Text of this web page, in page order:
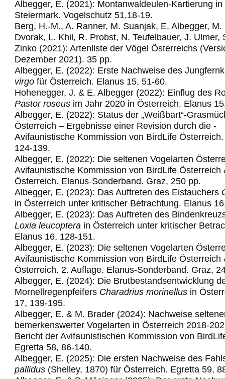
Albegger, E. (2021): Montanwaldeulen-Kartierung in
Steiermark. Vogelschutz 51,18-19.
Berg, H.-M., A. Ranner, M. Suanjak, E. Albegger, M.
Dvorak, L. Khil, R. Probst, N. Teufelbauer, J. Ulmer,
Zinko (2021): Artenliste der Vögel Österreichs
Dezember 2021). 35 pp.
Albegger, E. (2022): Erste Nachweise des
virgo für Österreich. Elanus 15, 51-60.
Hohenegger, J. & E. Albegger (2022): Einflug des
Pastor roseus im Jahr 2020 in Österreich. Elanus
Albegger, E. (2022): Status der „Weißbart“-
Österreich – Ergebnisse einer Revision­ ­durch­ die ­
Avifaunistische­ Kommission­ von ­BirdLife ­Österre
124-139.
Albegger, E. (2022): Die seltenen Vogelarten
Avifaunistische Kommission von BirdLife Österreich
Österreich. Elanus-Sonderband. Graz, 250 pp.
Albegger, E. (2023): Das Auftreten des Eistauchers
in Österreich unter kritischer Betrachtung. Elanus
Albegger, E. (2023): Das Auftreten des
Loxia leucoptera in Österreich unter kritischer
Elanus 16, 128-151.
Albegger, E. (2023): Die seltenen Vogelarten
Avifaunistische Kommission von BirdLife Österreich
Österreich. 2. Auflage. Elanus-Sonderband. Graz,
Albegger, E. (2024): Die Brutbestandsentwicklung
Mornellregenpfeifers Charadrius morinellus in
17, 139-195.
Albegger, E. & M. Brader (2024): Nachweise
bemerkenswerter Vogelarten in Österreich 2018-
Bericht der Avifaunistischen Kommission von
Egretta 58, 86-140.
Albegger, E. (2025): Die ersten Nachweise des
pallidus (Shelley, 1870) für Österreich. Egretta 59,